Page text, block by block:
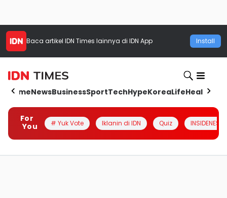
Baca artikel IDN Times lainnya di IDN App Install
HomeNewsBusinessSportTechHypeKoreaLifeHealth
For
You
# Yuk Vote Iklanin di IDN Quiz INSIDENESIA